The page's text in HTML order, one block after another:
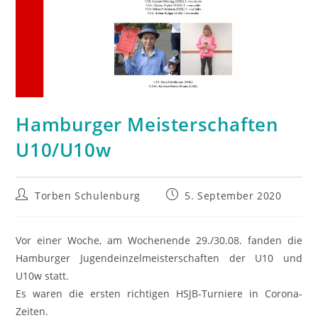
Hamburger Meisterschaften
U10/U10w
Beitrags-
Torben Schulenburg
Beitrag5. September 2020
Vor einer Woche, am Wochenende 29./30.08. fanden die
Hamburger Jugendeinzelmeisterschaften der U10 und
U10w statt.
Es waren die ersten richtigen HSJB-Turniere in Corona-
Zeiten.